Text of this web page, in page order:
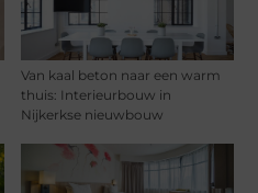
Van kaal beton naar een warm
thuis: Interieurbouw in
Nijkerkse nieuwbouw